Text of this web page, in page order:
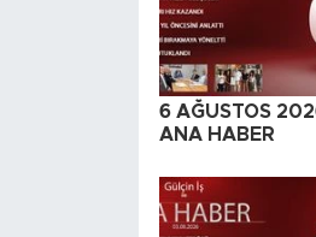
6 AĞUSTOS
ANA HABER